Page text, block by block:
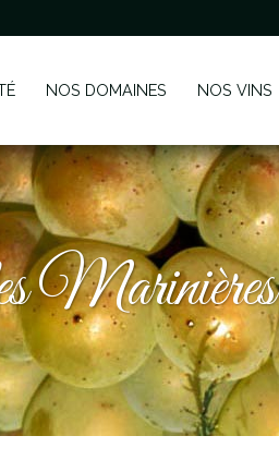
NOS DOMAINES NOS VINS